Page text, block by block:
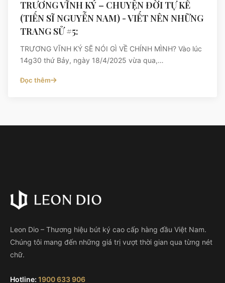
TRƯƠNG VĨNH KÝ – CHUYỆN ĐỜI TỰ KỂ
(TIẾN SĨ NGUYỄN NAM) - VIẾT NÊN NHỮNG
TRANG SỬ #5:
TRƯƠNG VĨNH KÝ SẼ NÓI GÌ VỀ CHÍNH MÌNH? Vào lúc
14g30 thứ Bảy, ngày 18/4/2025 vừa qua,…
Đọc thêm
Leon Dio – Thương hiệu bút ký cao cấp hàng đầu Việt Nam.
Chúng tôi mang đến những giá trị vượt thời gian qua từng nét
chữ.
Hotline: 1900 633 906